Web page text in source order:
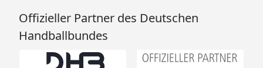
Offizieller Partner des Deutschen
Handballbundes